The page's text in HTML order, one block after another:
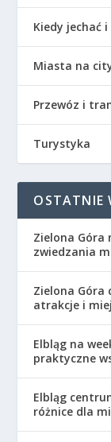
Kiedy jechać
Miasta na
Przewóz i
Turystyka
OSTATNIE
Zielona Góra
zwiedzania
Zielona Góra
atrakcje i
Elbląg na
praktyczne
Elbląg
różnice dla